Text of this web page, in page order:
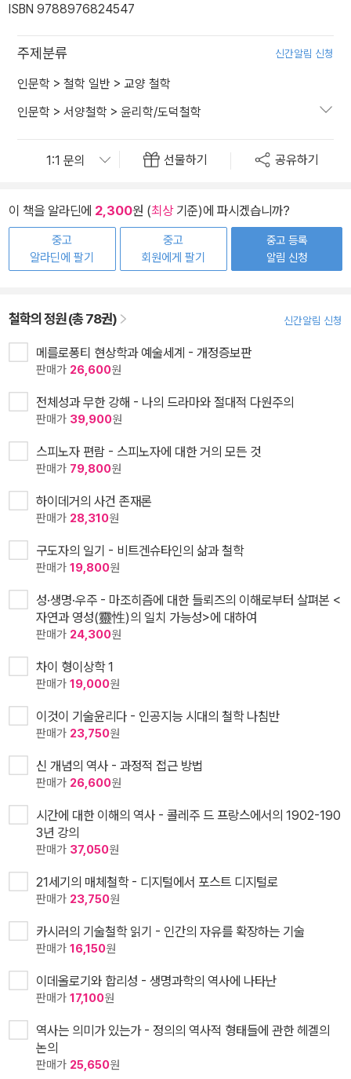
ISBN 9788976824547
주제분류 신간알림 신청
인문학 > 철학 일반 > 교양 철학
인문학 > 서양철학 > 윤리학/도덕철학
선물하기 공유하기
이 책을 알라딘에 2,300원 (최상기준)에 파시겠습니까?
중고
알라딘에 팔기
중고
회원에게 팔기
중고 등록
알림 신청
철학의 정원 (총 78권) 신간알림 신청
메를로퐁티 현상학과 예술세계 - 개정증보판
판매가 26,600원
전체성과 무한 강해 - 나의 드라마와 절대적 다원주의
판매가 39,900원
스피노자 편람 - 스피노자에 대한 거의 모든 것
판매가 79,800원
하이데거의 사건 존재론
판매가 28,310원
구도자의 일기 - 비트겐슈타인의 삶과 철학
판매가 19,800원
성·생명·우주 - 마조히즘에 대한 들뢰즈의 이해로부터 살펴본 <
자연과 영성(靈性)의 일치 가능성>에 대하여
판매가 24,300원
차이 형이상학 1
판매가 19,000원
이것이 기술윤리다 - 인공지능 시대의 철학 나침반
판매가 23,750원
신 개념의 역사 - 과정적 접근 방법
판매가 26,600원
시간에 대한 이해의 역사 - 콜레주 드 프랑스에서의 1902-190
3년 강의
판매가 37,050원
21세기의 매체철학 - 디지털에서 포스트 디지털로
판매가 23,750원
카시러의 기술철학 읽기 - 인간의 자유를 확장하는 기술
판매가 16,150원
이데올로기와 합리성 - 생명과학의 역사에 나타난
판매가 17,100원
역사는 의미가 있는가 - 정의의 역사적 형태들에 관한 헤겔의
논의
판매가 25,650원